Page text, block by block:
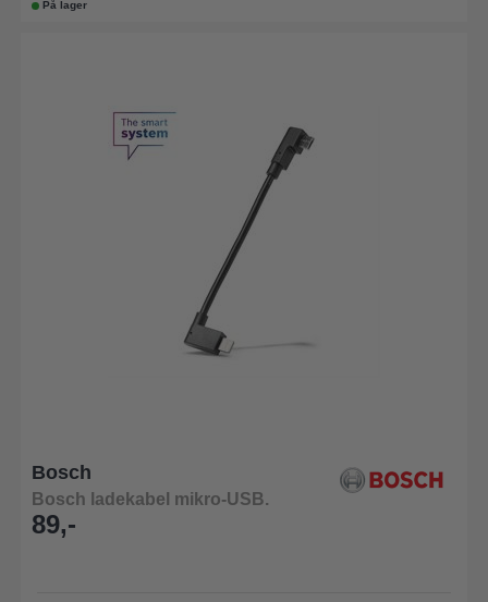
På lager
Bosch
Bosch ladekabel mikro-USB.
89,-